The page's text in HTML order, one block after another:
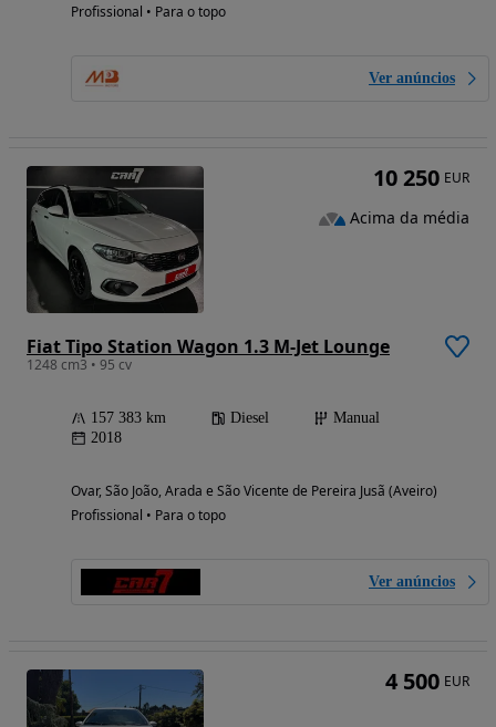
Profissional • Para o topo
Ver anúncios
Fiat Tipo Station Wagon 1.3 M-Jet Lounge
1248 cm3 • 95 cv
157 383 km Diesel
Manual
2018
Ovar, São João, Arada e São Vicente de Pereira Jusã (Aveiro)
Profissional • Para o topo
Ver anúncios
10 250 EUR
Acima da média
4 500 EUR